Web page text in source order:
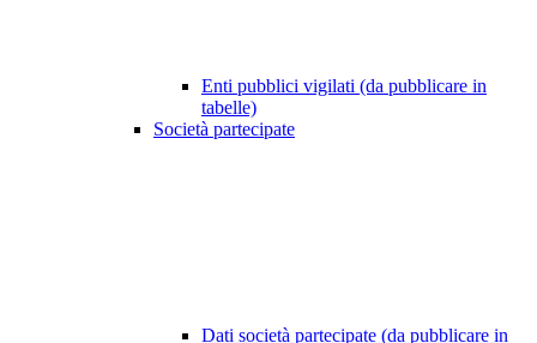
Enti pubblici vigilati (da pubblicare in
tabelle)
Società partecipate
Dati società partecipate (da pubblicare in